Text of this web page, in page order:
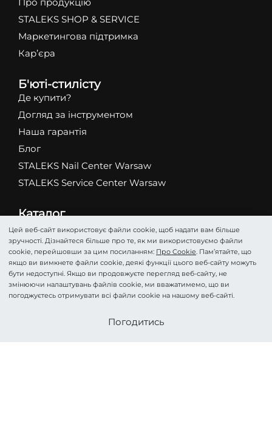
STALEKS SHOP & SERVICE
Маркетингова підтримка
Кар’єра
Б'юті-стилісту
Де купити?
Догляд за інструментом
Наша гарантія
Блог
STALEKS Nail Center Warsaw
STALEKS Service Center Warsaw
Каталог
Абразиви
Ножиці
Кусачки
Фрези
Пінцети
Стати партнером
Цей веб-сайт використовує файли cookie, щоб надати вам більше
зручності. Дізнайтеся більше про те, як ми використовуємо файли
cookie, перейшовши за цим посиланням: Про Cookie. Пам’ятайте, що
якщо ви вимкнете файли cookie, деякі функції цього веб-сайту можуть
бути недоступні. Якщо ви продовжуєте перегляд веб-сайту, не
змінюючи налаштувань файлів cookie, ми вважатимемо, що ви
погоджуєтесь отримувати всі файли cookie на нашому веб-сайті.
Погодитись